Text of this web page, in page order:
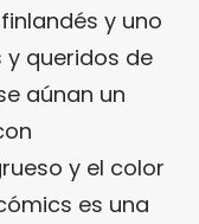
y uno
queridos de
aúnan un
y el color
es una